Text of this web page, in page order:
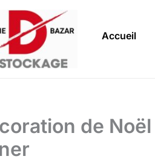
Accueil
de